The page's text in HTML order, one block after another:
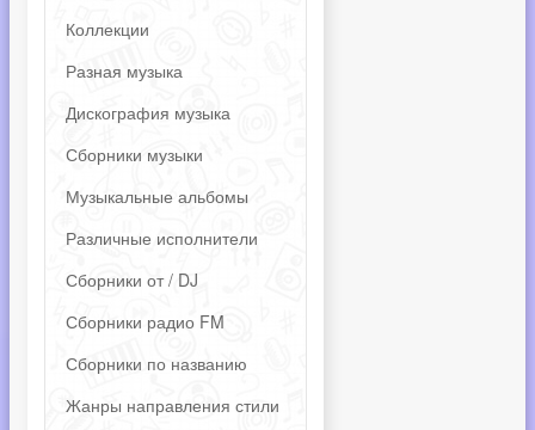
Коллекции
Разная музыка
Дискография музыка
Сборники музыки
Музыкальные альбомы
Различные исполнители
Сборники от / DJ
Сборники радио FM
Сборники по названию
Жанры направления стили